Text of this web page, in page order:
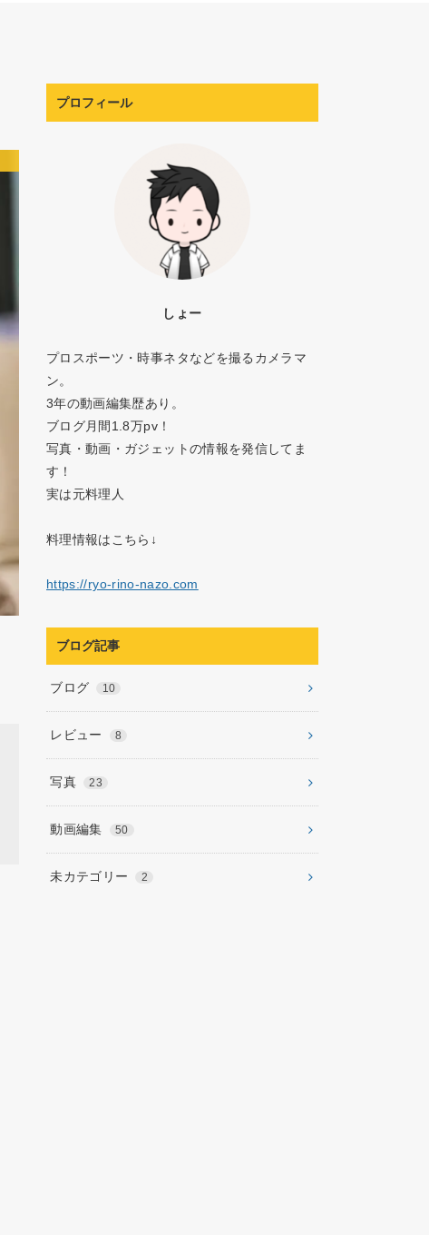
プロフィール
しょー
プロスポーツ・時事ネタなどを撮るカメラマ
ン。
3年の動画編集歴あり。
ブログ月間1.8万pv！
写真・動画・ガジェットの情報を発信してま
す！
実は元料理人
料理情報はこちら↓
https://ryo-rino-nazo.com
ブログ記事
ブログ 10
レビュー 8
写真 23
動画編集 50
未カテゴリー 2